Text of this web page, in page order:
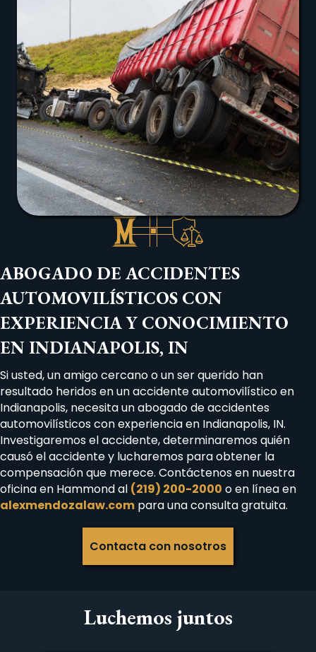
ABOGADO DE ACCIDENTES
AUTOMOVILÍSTICOS CON
EXPERIENCIA Y CONOCIMIENTO
EN INDIANAPOLIS, IN
Si usted, un amigo cercano o un ser querido han
resultado heridos en un accidente automovilístico en
Indianapolis, necesita un abogado de accidentes
automovilísticos con experiencia en Indianapolis, IN.
Investigaremos el accidente, determinaremos quién
causó el accidente y lucharemos para obtener la
compensación que merece. Contáctenos en nuestra
oficina en Hammond al (219) 200-2000 o en línea en
alexmendozalaw.com para una consulta gratuita.
Contacta con nosotros
Luchemos juntos